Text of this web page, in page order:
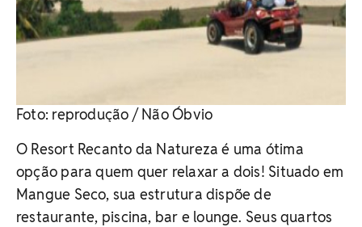
Foto: reprodução / Não Óbvio
O Resort Recanto da Natureza é uma ótima
opção para quem quer relaxar a dois! Situado em
Mangue Seco, sua estrutura dispõe de
restaurante, piscina, bar e lounge. Seus quartos